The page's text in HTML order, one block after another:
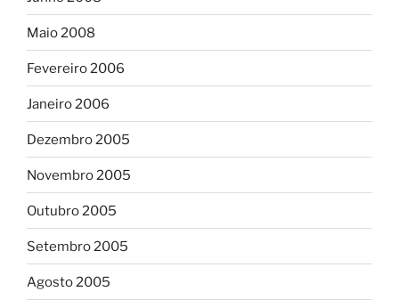
Maio 2008
Fevereiro 2006
Janeiro 2006
Dezembro 2005
Novembro 2005
Outubro 2005
Setembro 2005
Agosto 2005